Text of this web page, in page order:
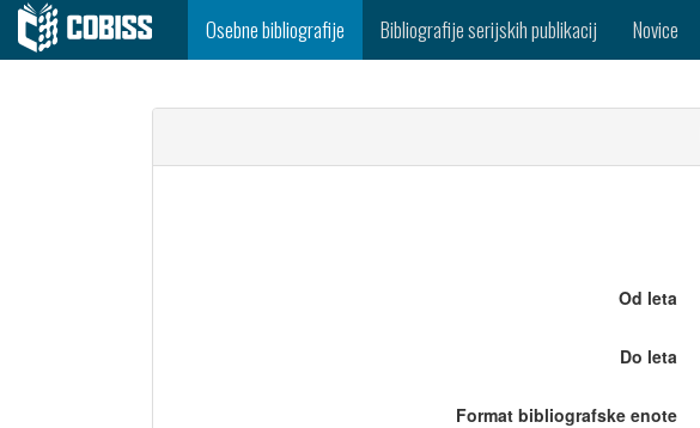
Osebne bibliografije Bibliografije serijskih publikacij Novice
Od leta
Do leta
Format bibliografske enote